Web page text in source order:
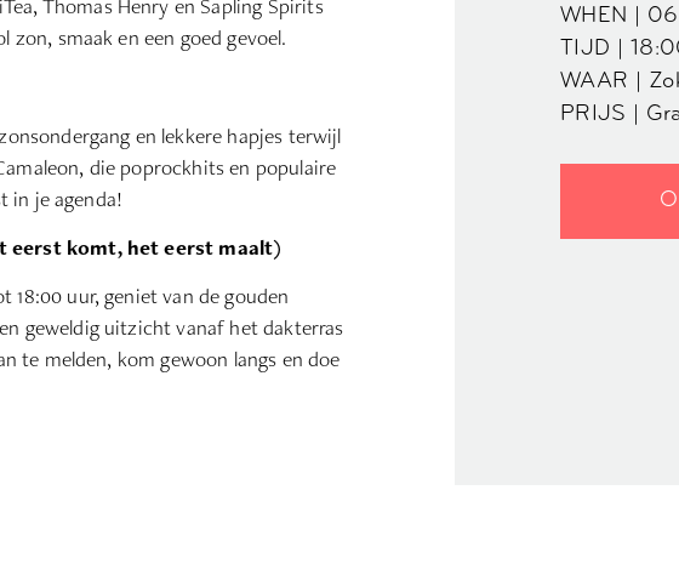
smaak en een goed gevoel.
en lekkere hapjes terwijl
die poprockhits en populaire
in je agenda!
eerst komt, het eerst maalt)
18:00 uur, geniet van de gouden
geweldig uitzicht vanaf het dakterras
te melden, kom gewoon langs en doe
WHEN |
TIJD |
WAAR |
PRIJS |